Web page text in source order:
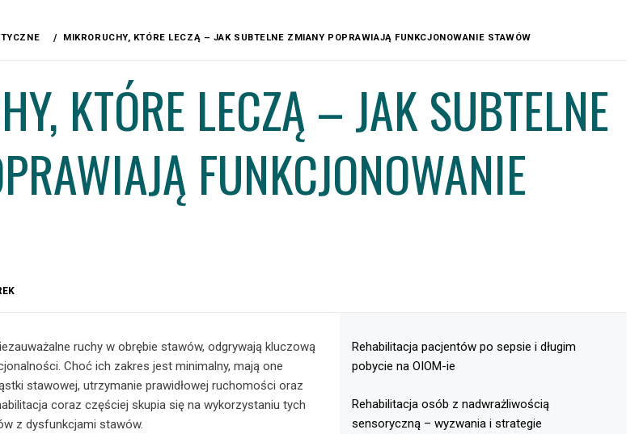
MIKRORUCHY, KTÓRE LECZĄ – JAK SUBTELNE ZMIANY POPRAWIAJĄ FUNKCJONOWANIE STAWÓW
KTÓRE LECZĄ – JAK SUBTELNE
FUNKCJONOWANIE
ruchy w obrębie stawów, odgrywają kluczową
Choć ich zakres jest minimalny, mają one
stawowej, utrzymanie prawidłowej ruchomości oraz
coraz częściej skupia się na wykorzystaniu tych
z dysfunkcjami stawów.
Rehabilitacja pacjentów po sepsie i długim
pobycie na OIOM-ie
Rehabilitacja osób z nadwrażliwością
sensoryczną – wyzwania i strategie